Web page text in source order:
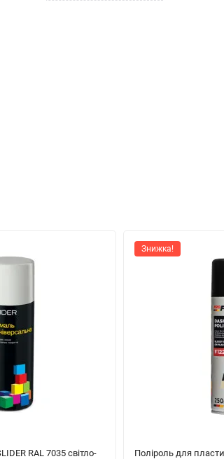
RAL 7035 світло-
Знижка!
Поліроль для